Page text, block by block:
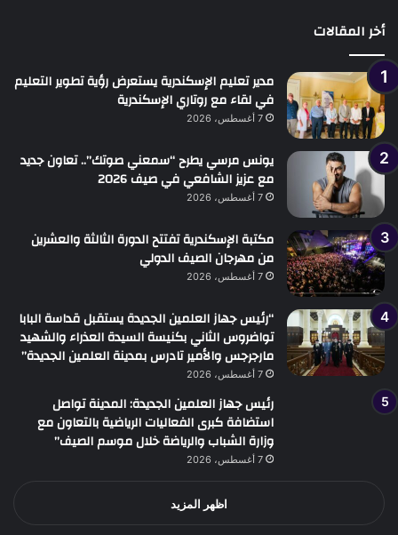
أخر المقالات
مدير تعليم الإسكندرية يستعرض رؤية تطوير التعليم
في لقاء مع روتاري الإسكندرية
7 أغسطس، 2026
يونس مرسي يطرح “سمعني صوتك”.. تعاون جديد
مع عزيز الشافعي في صيف 2026
7 أغسطس، 2026
مكتبة الإسكندرية تفتتح الدورة الثالثة والعشرين
من مهرجان الصيف الدولي
7 أغسطس، 2026
“رئيس جهاز العلمين الجديدة يستقبل قداسة البابا
تواضروس الثاني بكنيسة السيدة العذراء والشهيد
مارجرجس والأمير تادرس بمدينة العلمين الجديدة”
7 أغسطس، 2026
رئيس جهاز العلمين الجديدة: المدينة تواصل
استضافة كبرى الفعاليات الرياضية بالتعاون مع
وزارة الشباب والرياضة خلال موسم الصيف”
7 أغسطس، 2026
اظهر المزيد